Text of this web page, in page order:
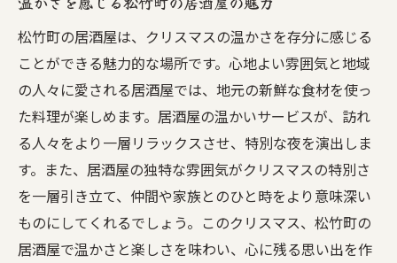
松竹町の居酒屋は、クリスマスの温かさを存分に感じる
ことができる魅力的な場所です。心地よい雰囲気と地域
の人々に愛される居酒屋では、地元の新鮮な食材を使っ
た料理が楽しめます。居酒屋の温かいサービスが、訪れ
る人々をより一層リラックスさせ、特別な夜を演出しま
す。また、居酒屋の独特な雰囲気がクリスマスの特別さ
を一層引き立て、仲間や家族とのひと時をより意味深い
ものにしてくれるでしょう。このクリスマス、松竹町の
居酒屋で温かさと楽しさを味わい、心に残る思い出を作